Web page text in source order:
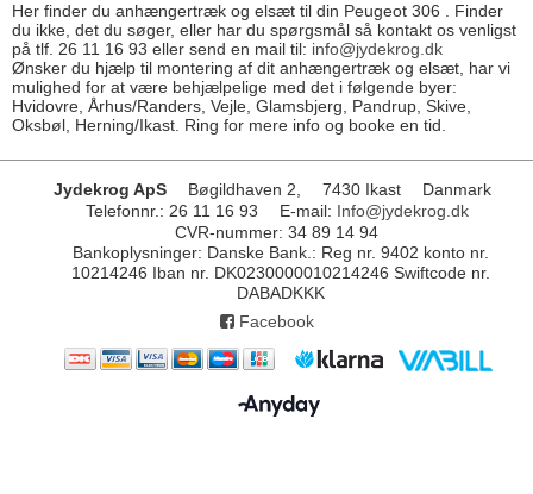
Her finder du anhængertræk og elsæt til din Peugeot 306 . Finder
du ikke, det du søger, eller har du spørgsmål så kontakt os venligst
på tlf. 26 11 16 93 eller send en mail til: info@jydekrog.dk
Ønsker du hjælp til montering af dit anhængertræk og elsæt, har vi
mulighed for at være behjælpelige med det i følgende byer:
Hvidovre, Århus/Randers, Vejle, Glamsbjerg, Pandrup, Skive,
Oksbøl, Herning/Ikast. Ring for mere info og booke en tid.
Jydekrog ApS Bøgildhaven 2, 7430 Ikast
Danmark
Telefonnr. : 26 11 16 93 E-mail: Info@jydekrog.dk
CVR-nummer: 34 89 14 94
Bankoplysninger: Danske Bank.: Reg nr. 9402 konto nr.
10214246 Iban nr. DK0230000010214246 Swiftcode nr.
DABADKKK
Facebook